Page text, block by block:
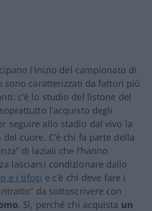
l’inizio del campionato di
caratterizzati da fattori più
c’è lo studio del listone del
l’acquisto degli
seguire allo stadio dal vivo la
cuore. C’è chi fa parte della
di laziali che l’hanno
lasciarsi condizionare dallo
e i tifosi e c’è chi deve fare i
da sottoscrivere con
. Sì, perché chi acquista un